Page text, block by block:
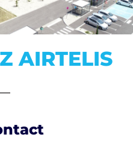
AIRTELIS